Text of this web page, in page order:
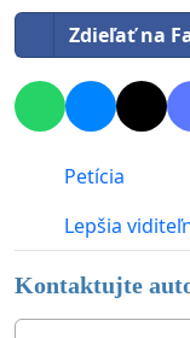
Zdieľať na
Petícia
Lepšia
Kontaktujte